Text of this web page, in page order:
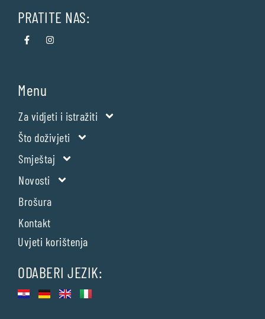
PRATITE NAS:
Menu
Za vidjeti i istražiti
Što doživjeti
Smještaj
Novosti
Brošura
Kontakt
Uvjeti korištenja
ODABERI JEZIK: